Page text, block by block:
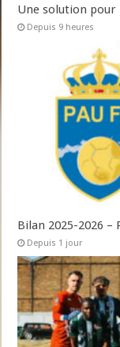
Une solution pour
Depuis 9 heures
Bilan 2025-2026 –
Depuis 1 jour